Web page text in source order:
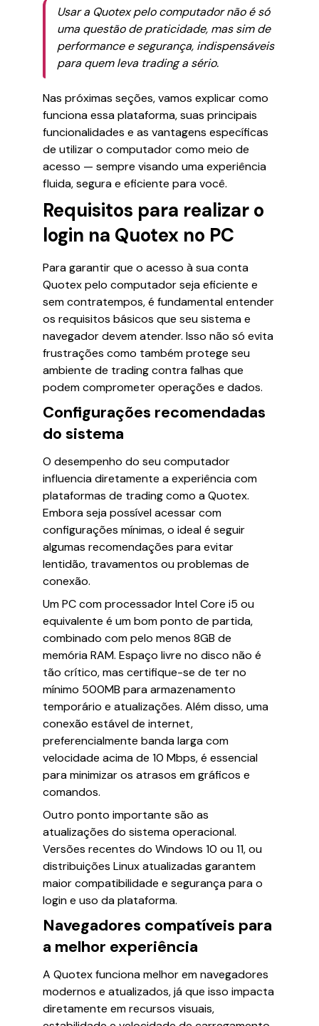
Usar a Quotex pelo computador não é só
uma questão de praticidade, mas sim de
performance e segurança, indispensáveis
para quem leva trading a sério.
Nas próximas seções, vamos explicar como
funciona essa plataforma, suas principais
funcionalidades e as vantagens específicas
de utilizar o computador como meio de
acesso — sempre visando uma experiência
fluida, segura e eficiente para você.
Requisitos para realizar o
login na Quotex no PC
Para garantir que o acesso à sua conta
Quotex pelo computador seja eficiente e
sem contratempos, é fundamental entender
os requisitos básicos que seu sistema e
navegador devem atender. Isso não só evita
frustrações como também protege seu
ambiente de trading contra falhas que
podem comprometer operações e dados.
Configurações recomendadas
do sistema
O desempenho do seu computador
influencia diretamente a experiência com
plataformas de trading como a Quotex.
Embora seja possível acessar com
configurações mínimas, o ideal é seguir
algumas recomendações para evitar
lentidão, travamentos ou problemas de
conexão.
Um PC com processador Intel Core i5 ou
equivalente é um bom ponto de partida,
combinado com pelo menos 8GB de
memória RAM. Espaço livre no disco não é
tão crítico, mas certifique-se de ter no
mínimo 500MB para armazenamento
temporário e atualizações. Além disso, uma
conexão estável de internet,
preferencialmente banda larga com
velocidade acima de 10 Mbps, é essencial
para minimizar os atrasos em gráficos e
comandos.
Outro ponto importante são as
atualizações do sistema operacional.
Versões recentes do Windows 10 ou 11, ou
distribuições Linux atualizadas garantem
maior compatibilidade e segurança para o
login e uso da plataforma.
Navegadores compatíveis para
a melhor experiência
A Quotex funciona melhor em navegadores
modernos e atualizados, já que isso impacta
diretamente em recursos visuais,